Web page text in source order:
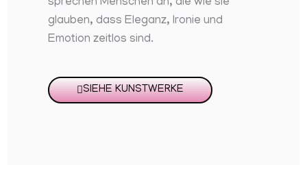
glauben, dass Eleganz, Ironie und
Emotion zeitlos sind.
SIEHE KUNSTWERKE